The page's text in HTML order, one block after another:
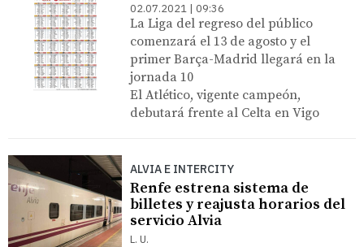
02.07.2021 | 09:36
La Liga del regreso del público
comenzará el 13 de agosto y el
primer Barça-Madrid llegará en la
jornada 10
El Atlético, vigente campeón,
debutará frente al Celta en Vigo
ALVIA E INTERCITY
Renfe estrena sistema de
billetes y reajusta horarios del
servicio Alvia
L. U.